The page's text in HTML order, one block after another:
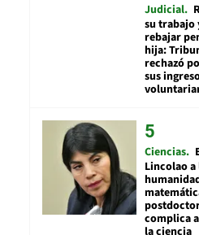
Judicial
su trabajo
rebajar
hija:
rechazó
sus
Ciencias
Lincolao a
complica
la ciencia